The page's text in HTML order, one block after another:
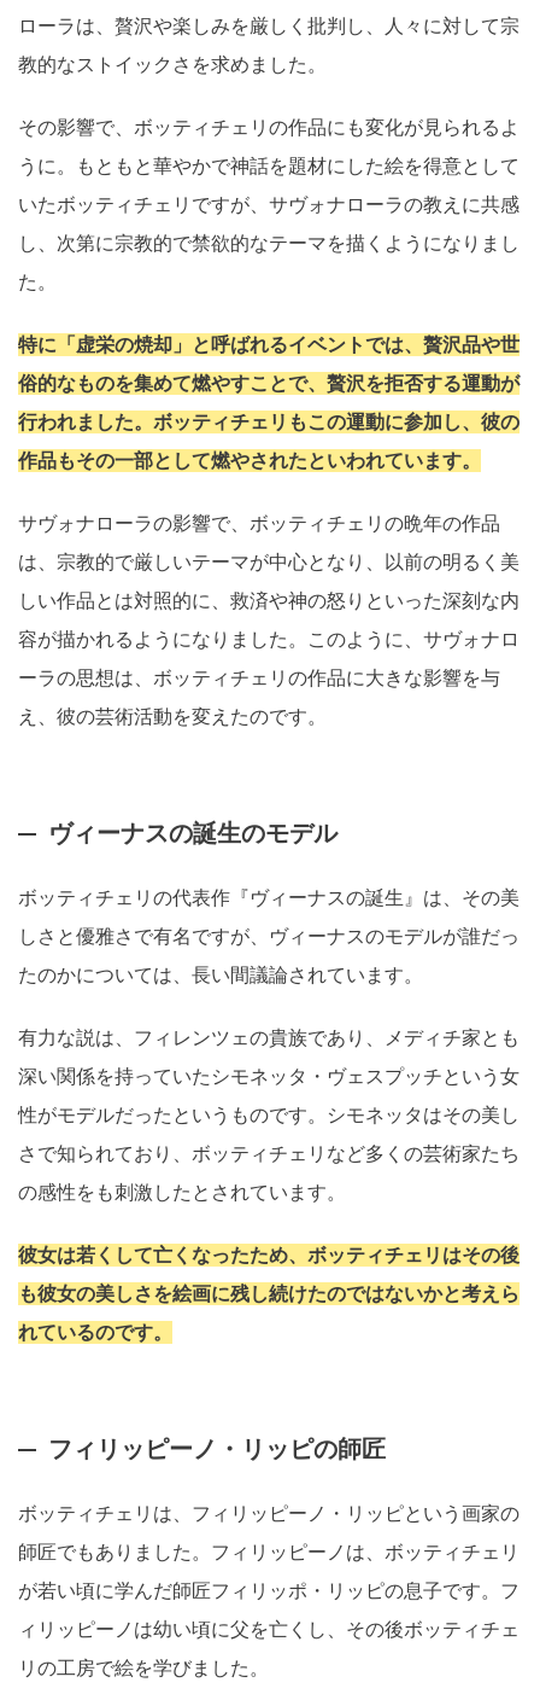
ローラは、贅沢や楽しみを厳しく批判し、人々に対して宗
教的なストイックさを求めました。
その影響で、ボッティチェリの作品にも変化が見られるよ
うに。もともと華やかで神話を題材にした絵を得意として
いたボッティチェリですが、サヴォナローラの教えに共感
し、次第に宗教的で禁欲的なテーマを描くようになりまし
た。
特に「虚栄の焼却」と呼ばれるイベントでは、贅沢品や世
俗的なものを集めて燃やすことで、贅沢を拒否する運動が
行われました。ボッティチェリもこの運動に参加し、彼の
作品もその一部として燃やされたといわれています。
サヴォナローラの影響で、ボッティチェリの晩年の作品
は、宗教的で厳しいテーマが中心となり、以前の明るく美
しい作品とは対照的に、救済や神の怒りといった深刻な内
容が描かれるようになりました。このように、サヴォナロ
ーラの思想は、ボッティチェリの作品に大きな影響を与
え、彼の芸術活動を変えたのです。
ヴィーナスの誕生のモデル
ボッティチェリの代表作『ヴィーナスの誕生』は、その美
しさと優雅さで有名ですが、ヴィーナスのモデルが誰だっ
たのかについては、長い間議論されています。
有力な説は、フィレンツェの貴族であり、メディチ家とも
深い関係を持っていたシモネッタ・ヴェスプッチという女
性がモデルだったというものです。シモネッタはその美し
さで知られており、ボッティチェリなど多くの芸術家たち
の感性をも刺激したとされています。
彼女は若くして亡くなったため、ボッティチェリはその後
も彼女の美しさを絵画に残し続けたのではないかと考えら
れているのです。
フィリッピーノ・リッピの師匠
ボッティチェリは、フィリッピーノ・リッピという画家の
師匠でもありました。フィリッピーノは、ボッティチェリ
が若い頃に学んだ師匠フィリッポ・リッピの息子です。フ
ィリッピーノは幼い頃に父を亡くし、その後ボッティチェ
リの工房で絵を学びました。